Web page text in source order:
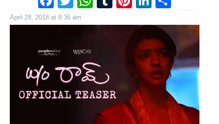
April 28, 2018 at 9:36 am